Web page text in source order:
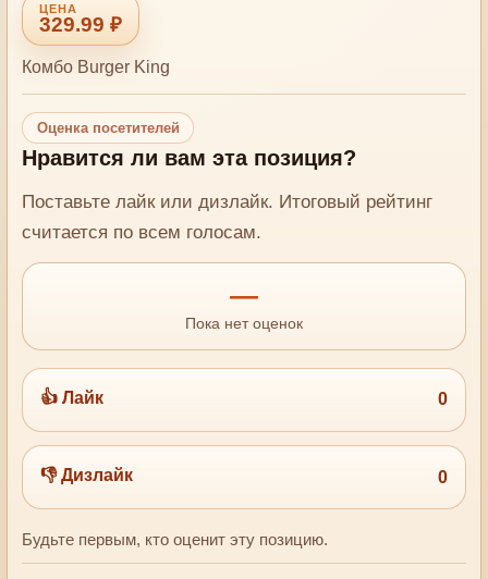
329.99 ₽
Комбо Burger King
Оценка посетителей
Нравится ли вам эта позиция?
Поставьте лайк или дизлайк. Итоговый рейтинг
считается по всем голосам.
—
Пока нет оценок
👍 Лайк 0
👎 Дизлайк 0
Будьте первым, кто оценит эту позицию.